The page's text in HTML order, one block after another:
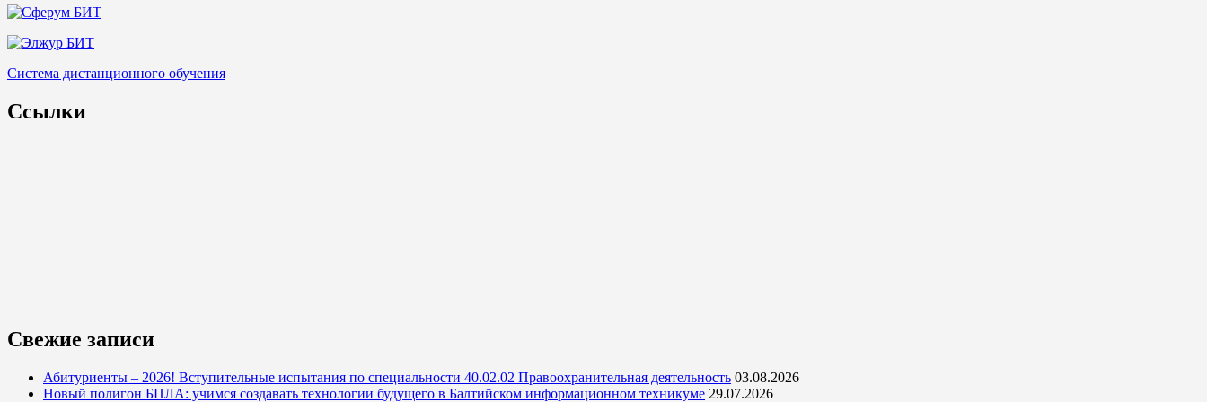
Система дистанционного обучения
Ссылки
Свежие записи
Абитуриенты – 2026! Вступительные испытания по специальности 40.02.02 Правоохранительная деятельность 03.08.2026
Новый полигон БПЛА: учимся создавать технологии будущего в Балтийском информационном техникуме 29.07.2026